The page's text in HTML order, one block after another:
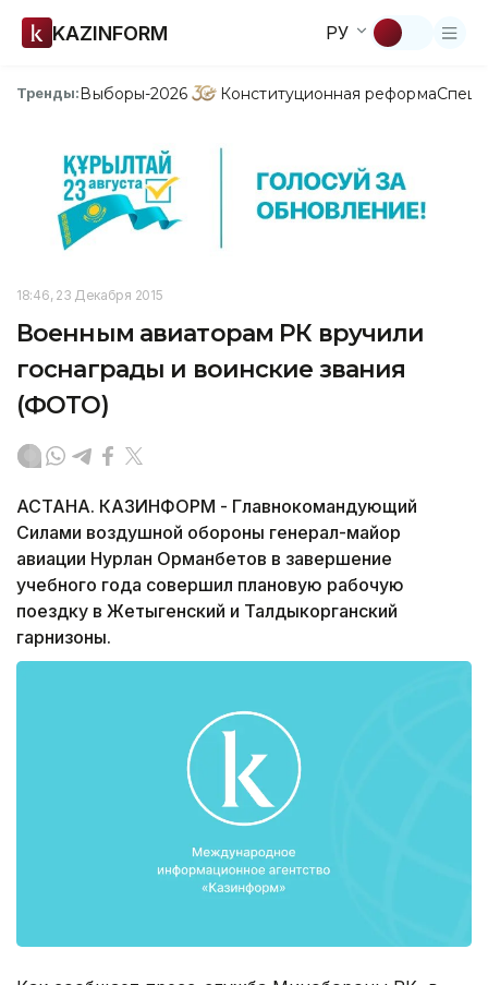
KAZINFORM РУ
Тренды:Выборы-2026 Конституционная реформа
18:46, 23 Декабря 2015
Военным авиаторам РК вручили
госнаграды и воинские звания
(ФОТО)
АСТАНА. КАЗИНФОРМ - Главнокомандующий
Силами воздушной обороны генерал-майор
авиации Нурлан Орманбетов в завершение
учебного года совершил плановую рабочую
поездку в Жетыгенский и Талдыкорганский
гарнизоны.